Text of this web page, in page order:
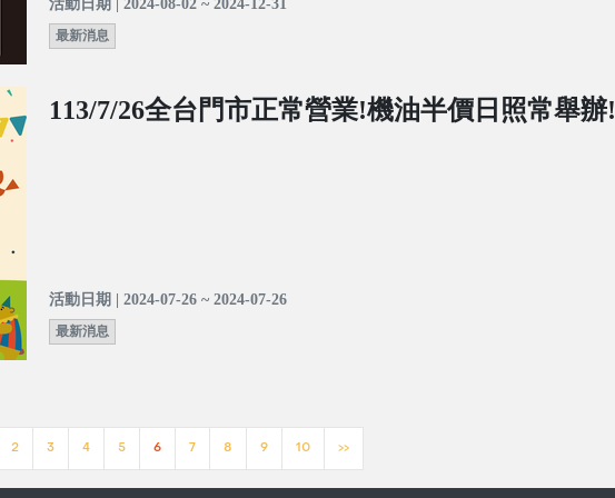
活動日期 | 2024-08-02 ~ 2024-12-31
最新消息
113/7/26全台門市正常營業!機油半價日照常舉辦!
活動日期 | 2024-07-26 ~ 2024-07-26
最新消息
2 3 4 5 6 7 8 9 10 >>